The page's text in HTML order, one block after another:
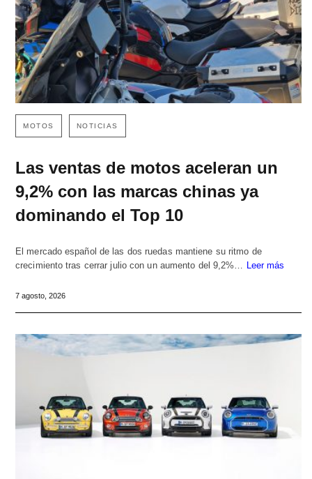
MOTOS NOTICIAS
Las ventas de motos aceleran un
9,2% con las marcas chinas ya
dominando el Top 10
El mercado español de las dos ruedas mantiene su ritmo de
crecimiento tras cerrar julio con un aumento del 9,2%…
Leer más
7 agosto, 2026